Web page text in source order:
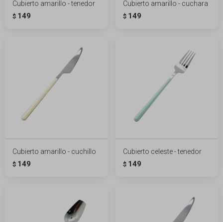
Cubierto amarillo - tenedor
$ 149
Cubierto amarillo - cuchara
$ 149
Cubierto amarillo - cuchillo
$ 149
Cubierto celeste - tenedor
$ 149